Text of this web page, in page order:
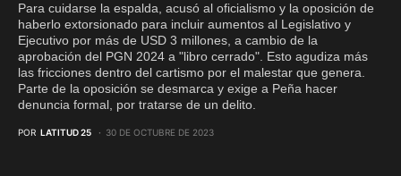
Para cuidarse la espalda, acusó al oficialismo y la oposición de
haberlo extorsionado para incluir aumentos al Legislativo y
Ejecutivo por más de USD 3 millones, a cambio de la
aprobación del PGN 2024 a "libro cerrado". Esto agudiza más
las fricciones dentro del cartismo por el malestar que genera.
Parte de la oposición se desmarca y exige a Peña hacer
denuncia formal, por tratarse de un delito.
POR LATITUD 25 30 DE OCTUBRE DE 2023